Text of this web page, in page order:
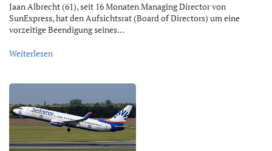
Jaan Albrecht (61), seit 16 Monaten Managing Director von
SunExpress, hat den Aufsichtsrat (Board of Directors) um eine
vorzeitige Beendigung seines…
Weiterlesen